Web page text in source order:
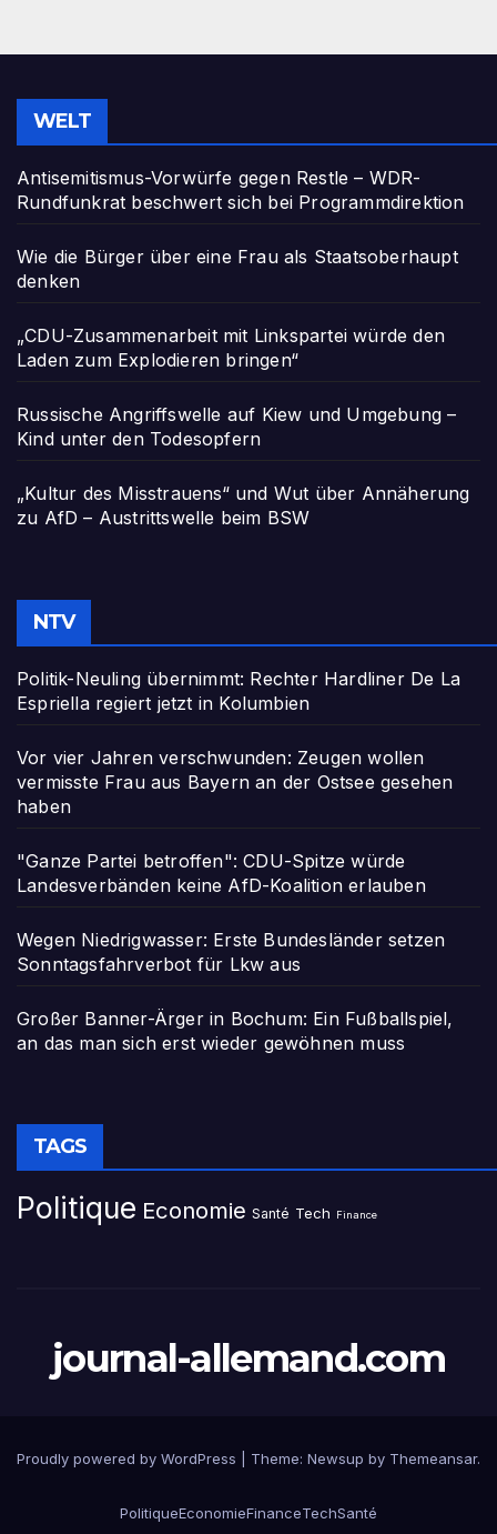
WELT
Antisemitismus-Vorwürfe gegen Restle – WDR-
Rundfunkrat beschwert sich bei Programmdirektion
Wie die Bürger über eine Frau als Staatsoberhaupt
denken
„CDU-Zusammenarbeit mit Linkspartei würde den
Laden zum Explodieren bringen“
Russische Angriffswelle auf Kiew und Umgebung –
Kind unter den Todesopfern
„Kultur des Misstrauens“ und Wut über Annäherung
zu AfD – Austrittswelle beim BSW
NTV
Politik-Neuling übernimmt: Rechter Hardliner De La
Espriella regiert jetzt in Kolumbien
Vor vier Jahren verschwunden: Zeugen wollen
vermisste Frau aus Bayern an der Ostsee gesehen
haben
"Ganze Partei betroffen": CDU-Spitze würde
Landesverbänden keine AfD-Koalition erlauben
Wegen Niedrigwasser: Erste Bundesländer setzen
Sonntagsfahrverbot für Lkw aus
Großer Banner-Ärger in Bochum: Ein Fußballspiel,
an das man sich erst wieder gewöhnen muss
TAGS
Politique Economie Santé Tech Finance
journal-allemand.com
Proudly powered by WordPress Theme: Newsup by Themeansar.
PolitiqueEconomieFinanceTechSanté